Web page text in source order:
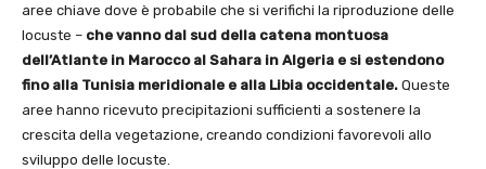
aree chiave dove è probabile che si verifichi la riproduzione delle
locuste – che vanno dal sud della catena montuosa
dell’Atlante in Marocco al Sahara in Algeria e si estendono
fino alla Tunisia meridionale e alla Libia occidentale. Queste
aree hanno ricevuto precipitazioni sufficienti a sostenere la
crescita della vegetazione, creando condizioni favorevoli allo
sviluppo delle locuste.